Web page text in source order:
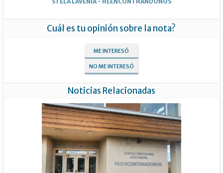
Cuál es tu opinión sobre la nota?
ME INTERESÓ
NO ME INTERESÓ
Noticias Relacionadas